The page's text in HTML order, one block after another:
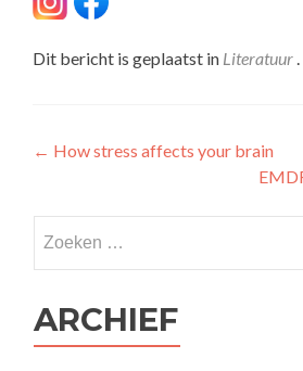
Dit bericht is geplaatst in Literatuur
Berichtnavigatie
← How stress affects your brain
ARCHIEF